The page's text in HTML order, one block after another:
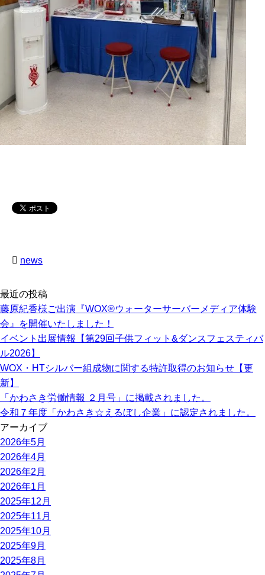
news
最近の投稿
藤原紀香様ご出演『WOX®ウォーターサーバーメディア体験
会』を開催いたしました！
イベント出展情報【第29回子供フィット&ダンスフェスティバ
ル2026】
WOX・HTシルバー組成物に関する特許取得のお知らせ【更
新】
「かわさき労働情報 ２月号」に掲載されました。
令和７年度「かわさき☆えるぼし企業」に認定されました。
アーカイブ
2026年5月
2026年4月
2026年2月
2026年1月
2025年12月
2025年11月
2025年10月
2025年9月
2025年8月